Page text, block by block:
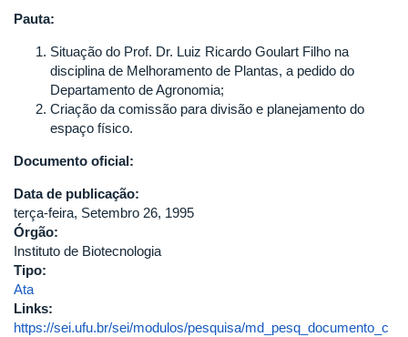
Pauta:
Situação do Prof. Dr. Luiz Ricardo Goulart Filho na
disciplina de Melhoramento de Plantas, a pedido do
Departamento de Agronomia;
Criação da comissão para divisão e planejamento do
espaço físico.
Documento oficial:
Data de publicação:
terça-feira, Setembro 26, 1995
Órgão:
Instituto de Biotecnologia
Tipo:
Ata
Links:
https://sei.ufu.br/sei/modulos/pesquisa/md_pesq_documento_c